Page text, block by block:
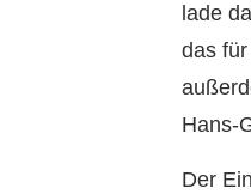
lade
das
Hans-
Der